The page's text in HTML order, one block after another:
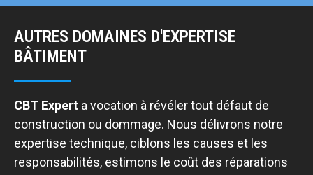
AUTRES DOMAINES D'EXPERTISE
BÂTIMENT
CBT Expert a vocation à révéler tout défaut de
construction ou dommage. Nous délivrons notre
expertise technique, ciblons les causes et les
responsabilités, estimons le coût des réparations